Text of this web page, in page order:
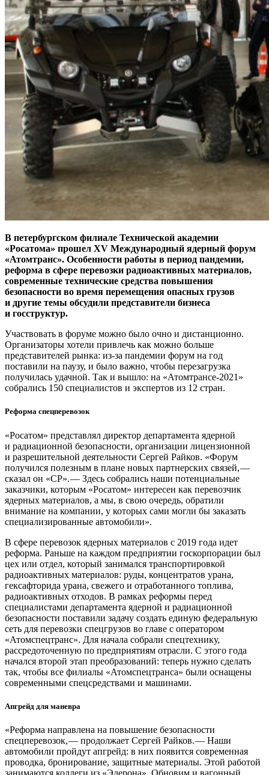
В петербургском филиале Технической академии
«Росатома» прошел XV Международный ядерный форум
«Атомтранс». Особенности работы в период пандемии,
реформа в сфере перевозки радиоактивных материалов,
современные технические средства повышения
безопасности во время перемещения опасных грузов
и другие темы обсудили представители бизнеса
и госструктур.
Участвовать в форуме можно было очно и дистанционно.
Организаторы хотели привлечь как можно больше
представителей рынка: из-за пандемии форум на год
поставили на паузу, и было важно, чтобы перезагрузка
получилась удачной. Так и вышло: на «Атомтрансе‑2021»
собрались 150 специалистов и экспертов из 12 стран.
Реформа спецперевозок
«Росатом» представлял директор департамента ядерной
и радиационной безопасности, организации лицензионной
и разрешительной деятельности Сергей Райков. «Форум
получился полезным в плане новых партнерских связей, — ​
сказал он «СР». — ​Здесь собрались наши потенциальные
заказчики, которым «Росатом» интересен как перевозчик
ядерных материалов, а мы, в свою очередь, обратили
внимание на компании, у которых сами могли бы заказать
специализированные автомобили».
В сфере перевозок ядерных материалов с 2019 года идет
реформа. Раньше на каждом предприятии госкорпорации был
цех или отдел, который занимался транспортировкой
радиоактивных материалов: руды, концентратов урана,
гексафторида урана, свежего и отработанного топлива,
радиоактивных отходов. В рамках реформы перед
специалистами департамента ядерной и радиационной
безопасности поставили задачу создать единую федеральную
сеть для перевозки спецгрузов во главе с оператором
«Атомспецтранс». Для начала собрали спецтехнику,
рассредоточенную по предприятиям отрасли. С этого года
начался второй этап преобразований: теперь нужно сделать
так, чтобы все филиалы «Атомспецтранса» были оснащены
современными спецсредствами и машинами.
Апгрейд для маневра
«Реформа направлена на повышение безопасности
спецперевозок, — ​продолжает Сергей Райков. — ​Наши
автомобили пройдут апгрейд: в них появится современная
проводка, бронирование, защитные материалы. Этой работой
занимаются коллеги из «Элерона». Обновим и вагонный